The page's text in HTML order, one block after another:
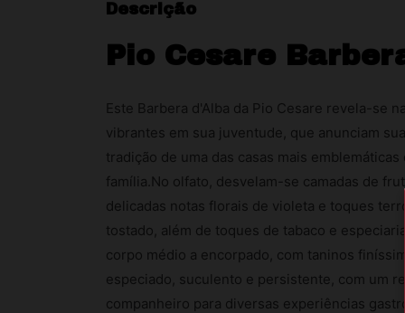
Descrição
Pio Cesare
Este Barbera d'Alba da Pio Cesare revela-se
vibrantes em sua juventude, que anunciam
tradição de uma das casas mais
família.No olfato, desvelam-se camadas de
delicadas notas florais de violeta e toques
tostado, além de toques de tabaco e
corpo médio a encorpado, com taninos
especiado, suculento e persistente, com um
companheiro para diversas experiências